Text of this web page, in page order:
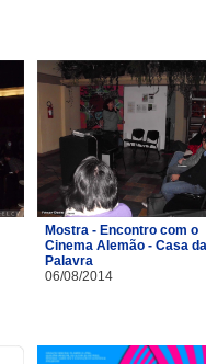
Mostra - Encontro com o
Cinema Alemão - Casa da
Palavra
06/08/2014